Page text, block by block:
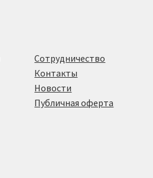
Сотрудничество
Контакты
Новости
Публичная оферта